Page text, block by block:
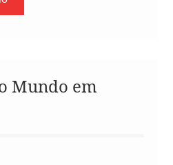
Mundo em